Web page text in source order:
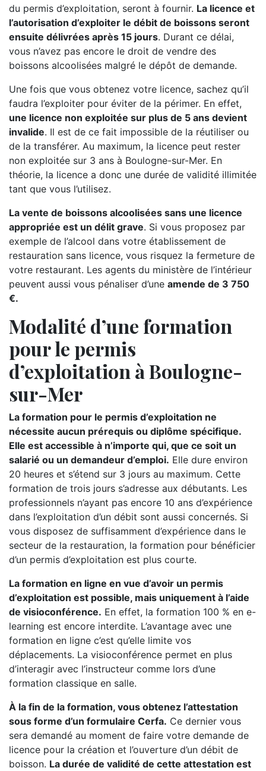
du permis d’exploitation, seront à fournir. La licence et
l’autorisation d’exploiter le débit de boissons seront
ensuite délivrées après 15 jours. Durant ce délai,
vous n’avez pas encore le droit de vendre des
boissons alcoolisées malgré le dépôt de demande.
Une fois que vous obtenez votre licence, sachez qu’il
faudra l’exploiter pour éviter de la périmer. En effet,
une licence non exploitée sur plus de 5 ans devient
invalide. Il est de ce fait impossible de la réutiliser ou
de la transférer. Au maximum, la licence peut rester
non exploitée sur 3 ans à Boulogne-sur-Mer. En
théorie, la licence a donc une durée de validité illimitée
tant que vous l’utilisez.
La vente de boissons alcoolisées sans une licence
appropriée est un délit grave. Si vous proposez par
exemple de l’alcool dans votre établissement de
restauration sans licence, vous risquez la fermeture de
votre restaurant. Les agents du ministère de l’intérieur
peuvent aussi vous pénaliser d’une amende de 3 750
€.
Modalité d’une formation
pour le permis
d’exploitation à Boulogne-
sur-Mer
La formation pour le permis d’exploitation ne
nécessite aucun prérequis ou diplôme spécifique.
Elle est accessible à n’importe qui, que ce soit un
salarié ou un demandeur d’emploi. Elle dure environ
20 heures et s’étend sur 3 jours au maximum. Cette
formation de trois jours s’adresse aux débutants. Les
professionnels n’ayant pas encore 10 ans d’expérience
dans l’exploitation d’un débit sont aussi concernés. Si
vous disposez de suffisamment d’expérience dans le
secteur de la restauration, la formation pour bénéficier
d’un permis d’exploitation est plus courte.
La formation en ligne en vue d’avoir un permis
d’exploitation est possible, mais uniquement à l’aide
de visioconférence. En effet, la formation 100 % en e-
learning est encore interdite. L’avantage avec une
formation en ligne c’est qu’elle limite vos
déplacements. La visioconférence permet en plus
d’interagir avec l’instructeur comme lors d’une
formation classique en salle.
À la fin de la formation, vous obtenez l’attestation
sous forme d’un formulaire Cerfa. Ce dernier vous
sera demandé au moment de faire votre demande de
licence pour la création et l’ouverture d’un débit de
boisson. La durée de validité de cette attestation est